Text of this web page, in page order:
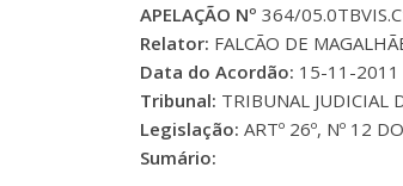
APELAÇÃO Nº 364/
Relator: FALCÃO DE
Data do Acordão: 15-11-2011
Tribunal: TRIBUNAL JUDICIAL
Legislação: ARTº 26º, Nº 12
Sumário: